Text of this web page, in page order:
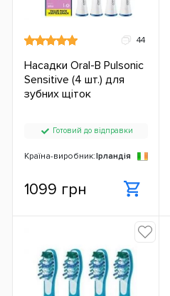
44
Насадки Oral-B Pulsonic
Sensitive (4 шт.) для
зубних щіток
Готовий до відправки
Країна-виробник:Ірландія
1099 грн